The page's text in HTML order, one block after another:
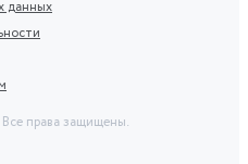
данных
Все права защищены.